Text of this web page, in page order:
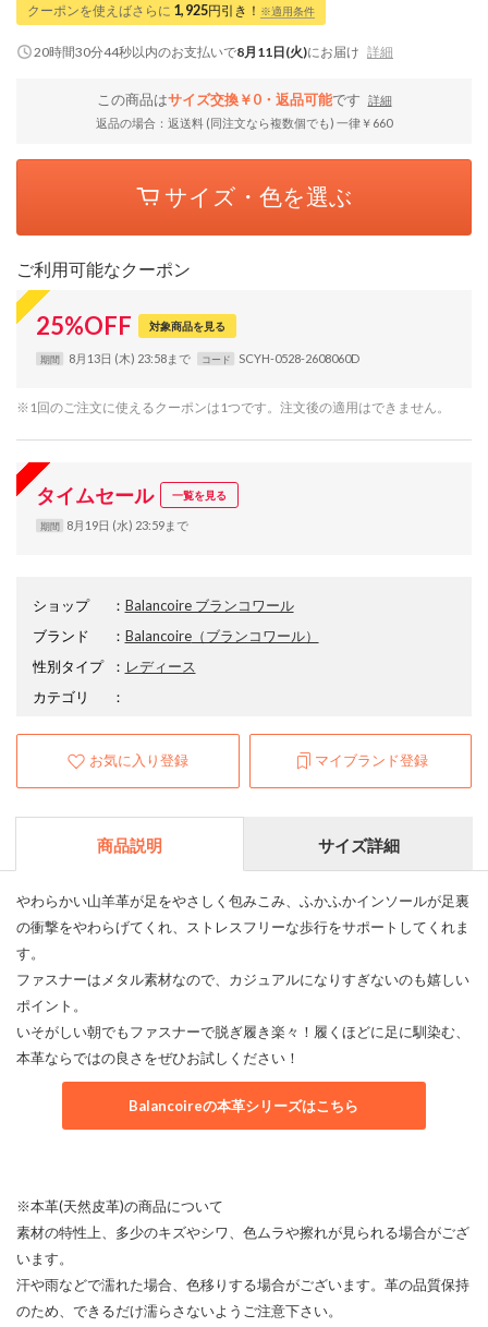
クーポンを使えばさらに 1,925円引き！ ※適用条件
20時間30分43秒以内のお支払いで8月11日(火)にお届け 詳細
この商品はサイズ交換￥0・返品可能です
詳細
返品の場合：返送料 (同注文なら複数個でも) 一律￥660
サイズ・色を選ぶ
ご利用可能なクーポン
25%OFF 対象商品を見る
期間 8月13日 (木) 23:58まで コード SCYH-0528-2608060D
※1回のご注文に使えるクーポンは1つです。注文後の適用はできません。
タイムセール 一覧を見る
期間 8月19日 (水) 23:59まで
ショップ ： Balancoire ブランコワール
ブランド
： Balancoire（ブランコワール）
性別タイプ
： レディース
カテゴリ
：
お気に入り登録 マイブランド登録
商品説明 サイズ詳細
やわらかい山羊革が足をやさしく包みこみ、ふかふかインソールが足裏
の衝撃をやわらげてくれ、ストレスフリーな歩行をサポートしてくれま
す。
ファスナーはメタル素材なので、カジュアルになりすぎないのも嬉しい
ポイント。
いそがしい朝でもファスナーで脱ぎ履き楽々！履くほどに足に馴染む、
本革ならではの良さをぜひお試しください！
Balancoireの本革シリーズはこちら
※本革(天然皮革)の商品について
素材の特性上、多少のキズやシワ、色ムラや擦れが見られる場合がござ
います。
汗や雨などで濡れた場合、色移りする場合がございます。革の品質保持
のため、できるだけ濡らさないようご注意下さい。